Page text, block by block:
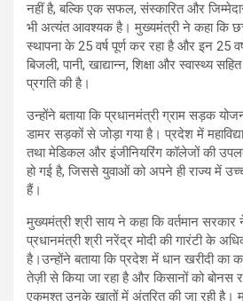
नहीं है, बल्कि एक सफल, संस्कारित और
भी अत्यंत आवश्यक है। मुख्यमंत्री ने कहा कि
स्थापना के 25 वर्ष पूर्ण कर रहा है और इन 25
बिजली, पानी, खाद्यान्न, शिक्षा और स्वास्थ्य
प्रगति की है।
उन्होंने बताया कि प्रधानमंत्री ग्राम सड़क
डामर सड़कों से जोड़ा गया है। प्रदेश में
तथा मेडिकल और इंजीनियरिंग कॉलेजों की
हो गई है, जिससे युवाओं को अपने ही राज्य में
हैं।
मुख्यमंत्री श्री साय ने कहा कि वर्तमान सरकार ने
प्रधानमंत्री श्री नरेंद्र मोदी की गारंटी के
है।उन्होंने बताया कि प्रदेश में धान खरीदी का
तेज़ी से किया जा रहा है और किसानों को बोनस
एकमुश्त उनके खातों में अंतरित की जा रही